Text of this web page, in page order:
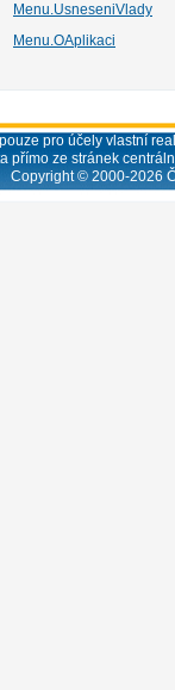
Menu.UsneseniVlady
Menu.OAplikaci
pro účely vlastní
přímo ze stránek
Copyright © 2000-2026